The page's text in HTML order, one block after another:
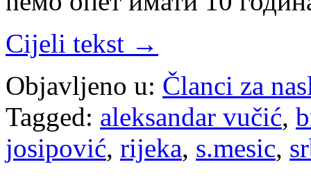
Cijeli tekst →
Objavljeno u: Članci za
Tagged: aleksandar vučić,
josipović, rijeka, s.mesic,